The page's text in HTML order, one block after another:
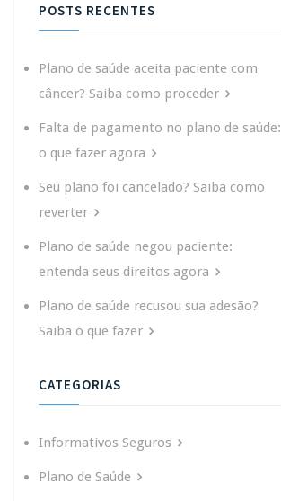
POSTS RECENTES
Plano de saúde aceita paciente com
câncer? Saiba como proceder
Falta de pagamento no plano de saúde:
o que fazer agora
Seu plano foi cancelado? Saiba como
reverter
Plano de saúde negou paciente:
entenda seus direitos agora
Plano de saúde recusou sua adesão?
Saiba o que fazer
CATEGORIAS
Informativos Seguros
Plano de Saúde